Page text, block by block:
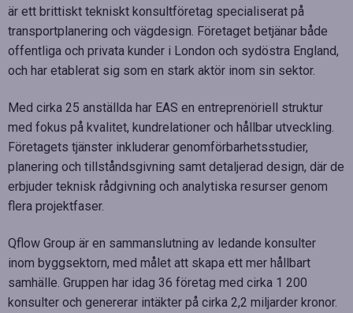
är ett brittiskt tekniskt konsultföretag specialiserat på
transportplanering och vägdesign. Företaget betjänar både
offentliga och privata kunder i London och sydöstra England,
och har etablerat sig som en stark aktör inom sin sektor.
Med cirka 25 anställda har EAS en entreprenöriell struktur
med fokus på kvalitet, kundrelationer och hållbar utveckling.
Företagets tjänster inkluderar genomförbarhetsstudier,
planering och tillståndsgivning samt detaljerad design, där de
erbjuder teknisk rådgivning och analytiska resurser genom
flera projektfaser.
Qflow Group är en sammanslutning av ledande konsulter
inom byggsektorn, med målet att skapa ett mer hållbart
samhälle. Gruppen har idag 36 företag med cirka 1 200
konsulter och genererar intäkter på cirka 2,2 miljarder kronor.